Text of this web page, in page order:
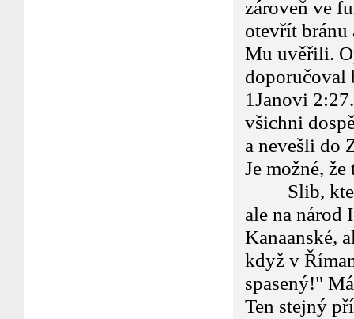
zároveň ve
otevřít bránu
Mu uvěřili.
doporučoval
1Janovi
všichni
a nevešli do
Je možné,
Slib, který
ale na národ
Kanaanské,
když v
spasený!"
Ten stejný